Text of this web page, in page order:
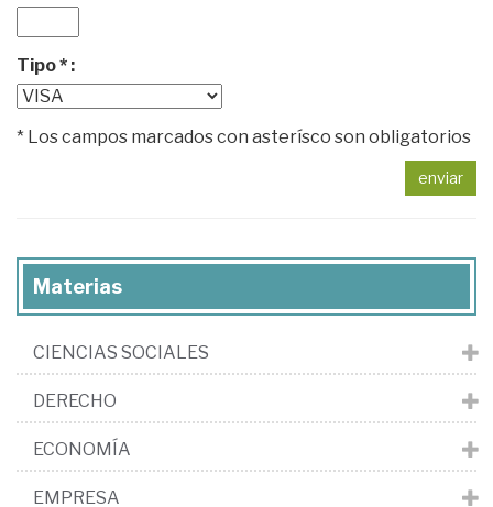
Tipo * :
* Los campos marcados con asterísco son obligatorios
enviar
Materias
CIENCIAS SOCIALES
DERECHO
ECONOMÍA
EMPRESA